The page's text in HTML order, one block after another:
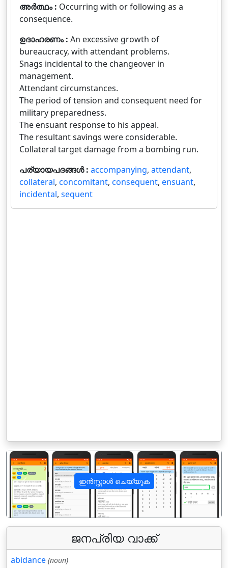
അർത്ഥം : Occurring with or following as a
consequence.
ഉദാഹരണം : An excessive growth of
bureaucracy, with attendant problems.
Snags incidental to the changeover in
management.
Attendant circumstances.
The period of tension and consequent need for
military preparedness.
The ensuant response to his appeal.
The resultant savings were considerable.
Collateral target damage from a bombing run.
പര്യായപദങ്ങൾ : accompanying, attendant,
collateral, concomitant, consequent, ensuant,
incidental, sequent
ഇൻസ്റ്റാൾ ചെയ്യുക
पिछला अगला
ജനപ്രിയ വാക്ക്
abidance (noun)